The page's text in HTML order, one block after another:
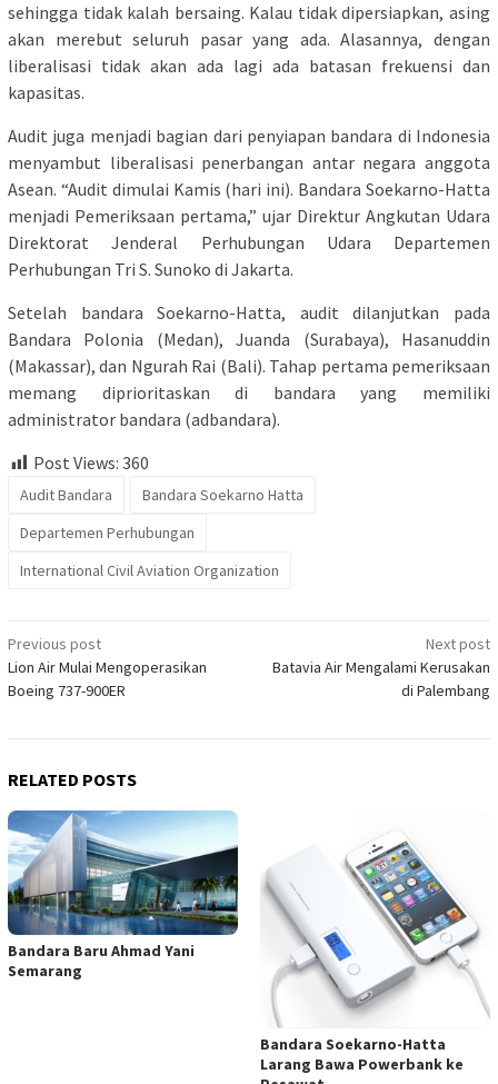
sehingga tidak kalah bersaing. Kalau tidak dipersiapkan, asing
akan merebut seluruh pasar yang ada. Alasannya, dengan
liberalisasi tidak akan ada lagi ada batasan frekuensi dan
kapasitas.
Audit juga menjadi bagian dari penyiapan bandara di Indonesia
menyambut liberalisasi penerbangan antar negara anggota
Asean. “Audit dimulai Kamis (hari ini). Bandara Soekarno-Hatta
menjadi Pemeriksaan pertama,” ujar Direktur Angkutan Udara
Direktorat Jenderal Perhubungan Udara Departemen
Perhubungan Tri S. Sunoko di Jakarta.
Setelah bandara Soekarno-Hatta, audit dilanjutkan pada
Bandara Polonia (Medan), Juanda (Surabaya), Hasanuddin
(Makassar), dan Ngurah Rai (Bali). Tahap pertama pemeriksaan
memang diprioritaskan di bandara yang memiliki
administrator bandara (adbandara).
Post Views: 360
Audit Bandara
Bandara Soekarno Hatta
Departemen Perhubungan
International Civil Aviation Organization
Post
navigation
Previous post
Lion Air Mulai Mengoperasikan
Boeing 737-900ER
Next post
Batavia Air Mengalami Kerusakan
di Palembang
RELATED POSTS
Bandara Baru Ahmad Yani
Semarang
Bandara Soekarno-Hatta
Larang Bawa Powerbank ke